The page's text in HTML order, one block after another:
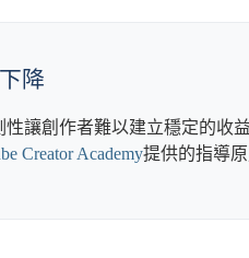
降
性讓創作者難以建立穩定的收
Creator Academy提供的指導